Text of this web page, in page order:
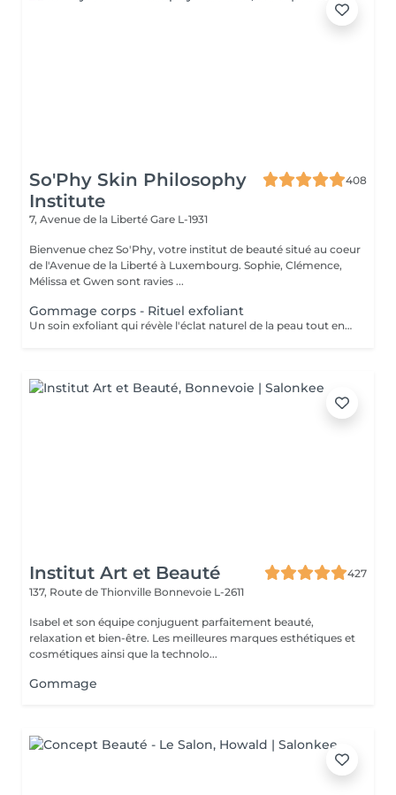
So'Phy Skin Philosophy
Institute
408
7, Avenue de la Liberté Gare L-1931
Bienvenue chez So'Phy, votre institut de beauté situé au coeur
de l'Avenue de la Liberté à Luxembourg. Sophie, Clémence,
Mélissa et Gwen sont ravies ...
Gommage corps - Rituel exfoliant
Un soin exfoliant qui révèle l'éclat naturel de la peau tout en offrant un véritable moment de détente. Le gommage permet d'éliminer les cellules mortes, d'affiner le grain de peau et de laisser la peau plus douce et lumineuse. Selon vos préférences, vous pouvez choisir entre un gommage au savon noir, pour une exfoliation enveloppante et purifiante, ou un gommage à grains, pour une action plus tonique et efficace. La senteur sélectionnée accompagne l'ensemble du soin et prolonge l'expérience, avec la possibilité d'ajouter une huile de massage pour un moment encore plus enveloppant. La peau est douce, lisse et délicatement parfumée, le corps détendu et l'esprit apaisé. Un soin idéal pour préparer la peau, la sublimer ou simplement s'offrir un moment pour soi.
Institut Art et Beauté
427
137, Route de Thionville Bonnevoie L-2611
Isabel et son équipe conjuguent parfaitement beauté,
relaxation et bien-être. Les meilleures marques esthétiques et
cosmétiques ainsi que la technolo...
Gommage